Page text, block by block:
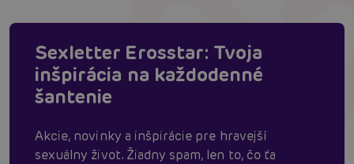
Sexletter Erosstar: Tvoja
inšpirácia na každodenné
šantenie
Akcie, novinky a inšpirácie pre hravejší
sexuálny život. Žiadny spam, len to, čo ťa